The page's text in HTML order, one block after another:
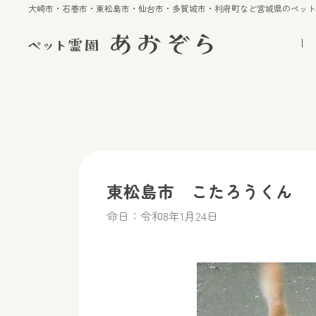
大崎市・石巻市・東松島市・仙台市・多賀城市・利府町など宮城県のペッ
東松島市 こたろうくん
命日：令和8年1月24日